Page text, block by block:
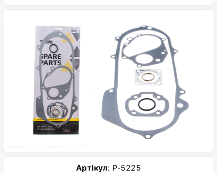
Артікул: P-5225